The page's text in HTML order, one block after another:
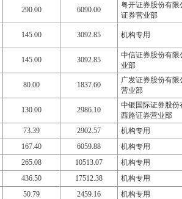
290.00 6090.00
粤开证券股份有
证券营业部
145.00 3092.85 机构专用
145.00 3092.85
中信证券股份有
业部
80.00 1837.60
广发证券股份有
营业部
130.00 2986.10
中银国际证券股
西路证券营业部
73.39 2902.57 机构专用
167.40 6059.88 机构专用
265.08 10513.07 机构专用
436.50 17512.38 机构专用
50.79 2459.16 机构专用